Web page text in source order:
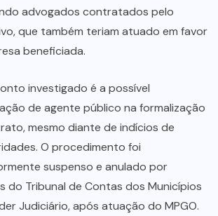
advogados contratados pelo
que também teriam atuado em favor
beneficiada.
investigado é a possível
de agente público na formalização
mesmo diante de indícios de
O procedimento foi
suspenso e anulado por
do Tribunal de Contas dos Municípios
Judiciário, após atuação do MPGO.